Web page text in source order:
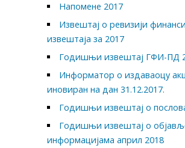
Напомене 2017
Извештај о ревизији
извештаја за 2017
Годишњи извештај ГФИ-ПД
Информатор о издаваоцу
иновиран на дан 31.12.2017.
Годишњи извештај о
Годишњи извештај о
информацијама април 2018